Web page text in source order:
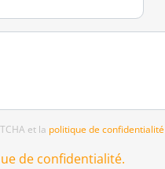
et la politique de confidentialité
de confidentialité.